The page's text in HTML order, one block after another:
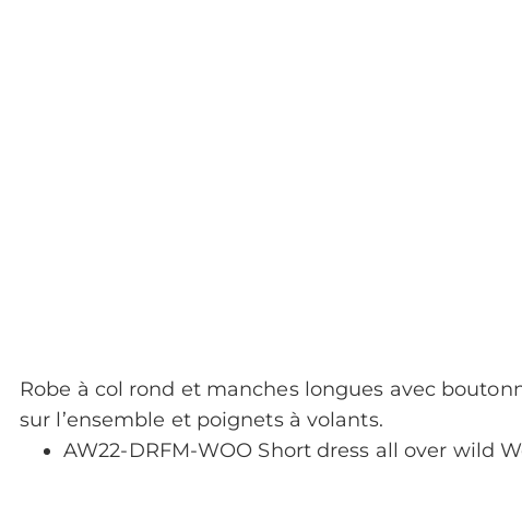
Robe à col rond et manches longues avec
sur l’ensemble et poignets à volants.
AW22-DRFM-WOO Short dress all over wild